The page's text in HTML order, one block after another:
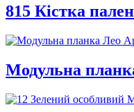
815 Кістка
Модульна